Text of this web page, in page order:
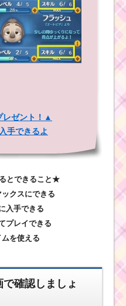
レゼント！▲
手できるよ
とできること★
クスにできる
入手できる
プレイできる
を使える
確認しましょ